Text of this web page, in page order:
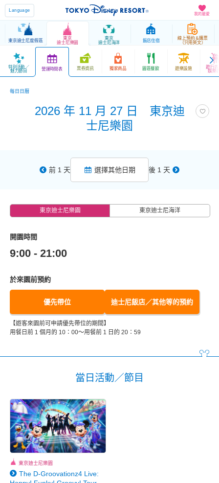
我的最愛
Language
東京迪士尼度假區
東京
迪士尼樂園
東京
迪士尼海洋
飯店住宿
線上預約＆購票
（只用英文）
特別活動／
魅力節目 營運時間表 票券資訊 獨家商品 園區餐飲 遊樂設施 遊行表
娛樂
每日日曆
2026 年 11 月 27 日 東京迪
士尼樂園
前 1 天 選擇其他日期 後 1 天
東京迪士尼樂園 東京迪士尼海洋
開園時間
9:00 - 21:00
於來園前預約
優先帶位 迪士尼飯店／其他等的預約
【遊客來園前可申請優先帶位的期間】
用餐日前 1 個月的 10：00～用餐前 1 日的 20：59
當日活動／節目
東京迪士尼樂園
The D-Groovationz4 Live: